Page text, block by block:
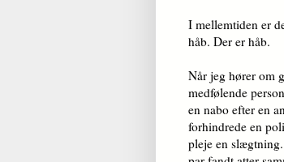
I mellemtiden er
håb. Der er håb.
Når jeg hører om
medfølende
en nabo efter en
forhindrede en
pleje en